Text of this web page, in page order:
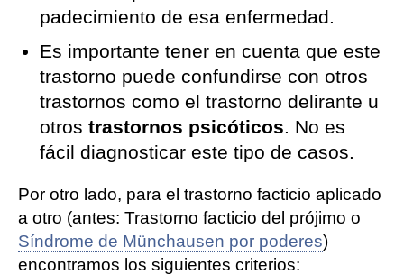
padecimiento de esa enfermedad.
Es importante tener en cuenta que este
trastorno puede confundirse con otros
trastornos como el trastorno delirante u
otrostrastornos psicóticos. No es
fácil diagnosticar este tipo de casos.
Por otro lado, para el trastorno facticio aplicado
a otro (antes: Trastorno facticio del prójimo o
Síndrome de Münchausen por poderes)
encontramos los siguientes criterios: